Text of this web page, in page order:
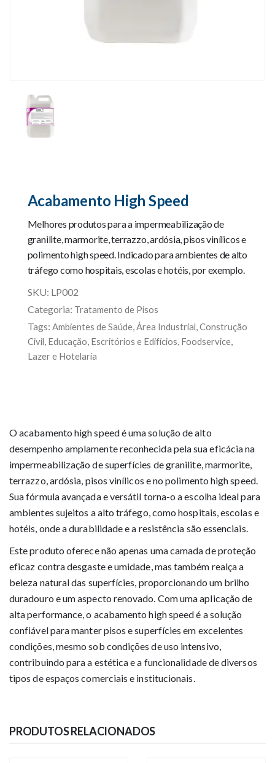
Acabamento High Speed
Melhores produtos para a impermeabilização de
granilite, marmorite, terrazzo, ardósia, pisos vinílicos e
polimento high speed. Indicado para ambientes de alto
tráfego como hospitais, escolas e hotéis, por exemplo.
SKU: LP002
Categoria: Tratamento de Pisos
Tags: Ambientes de Saúde, Área Industrial Construção
Civil Educação Escritórios e Edifícios Foodservice,
Lazer e Hotelaria
O acabamento high speed é uma solução de alto
desempenho amplamente reconhecida pela sua eficácia na
impermeabilização de superfícies de granilite, marmorite,
terrazzo, ardósia, pisos vinílicos e no polimento high speed.
Sua fórmula avançada e versátil torna-o a escolha ideal para
ambientes sujeitos a alto tráfego, como hospitais, escolas e
hotéis, onde a durabilidade e a resistência são essenciais.
Este produto oferece não apenas uma camada de proteção
eficaz contra desgaste e umidade, mas também realça a
beleza natural das superfícies, proporcionando um brilho
duradouro e um aspecto renovado. Com uma aplicação de
alta performance, o acabamento high speed é a solução
confiável para manter pisos e superfícies em excelentes
condições, mesmo sob condições de uso intensivo,
contribuindo para a estética e a funcionalidade de diversos
tipos de espaços comerciais e institucionais.
PRODUTOS RELACIONADOS